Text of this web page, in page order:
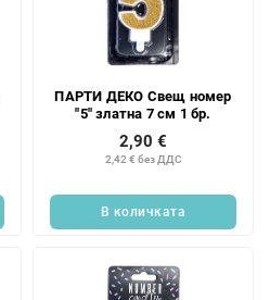
ПАРТИ ДЕКО Свещ номер
"5" златна 7 см 1 бр.
2,42 € без ДДС
2,90 €
В количката